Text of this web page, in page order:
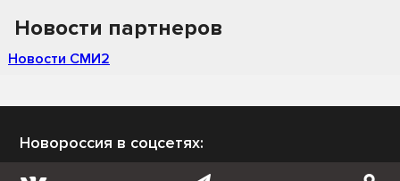
Новости партнеров
Новости СМИ2
Новороссия в соцсетях: